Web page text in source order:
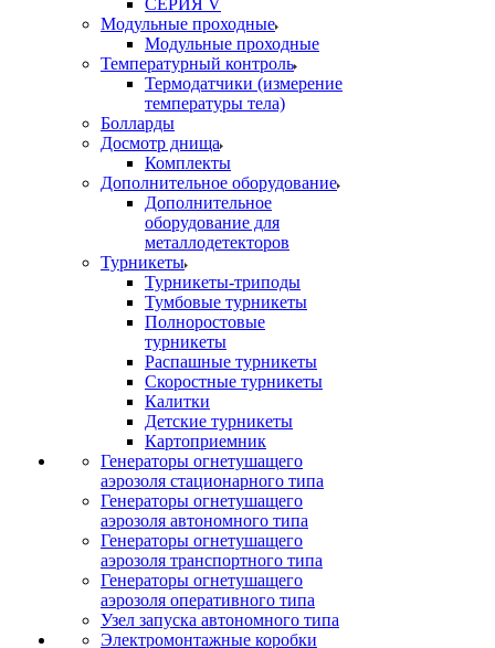
СЕРИЯ V
Модульные проходные
Модульные проходные
Температурный контроль
Термодатчики (измерение
температуры тела)
Болларды
Досмотр днища
Комплекты
Дополнительное оборудование
Дополнительное
оборудование для
металлодетекторов
Турникеты
Турникеты-триподы
Тумбовые турникеты
Полноростовые
турникеты
Распашные турникеты
Скоростные турникеты
Калитки
Детские турникеты
Картоприемник
Генераторы огнетушащего
аэрозоля стационарного типа
Генераторы огнетушащего
аэрозоля автономного типа
Генераторы огнетушащего
аэрозоля транспортного типа
Генераторы огнетушащего
аэрозоля оперативного типа
Узел запуска автономного типа
Электромонтажные коробки